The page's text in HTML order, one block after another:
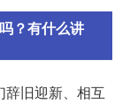
？有什么讲
旧迎新、相互